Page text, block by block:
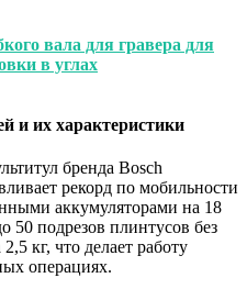
вала для гравера для
в углах
и их характеристики
бренда Bosch
рекорд по мобильности
аккумуляторами на 18
подрезов плинтусов без
кг, что делает работу
операциях.